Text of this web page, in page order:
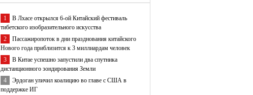
1 В Лхасе открылся 6-ой Китайский фестиваль
тибетского изобразительного искусства
2 Пассажиропоток в дни празднования китайского
Нового года приблизится к 3 миллиардам человек
3 В Китае успешно запустили два спутника
дистанционного зондирования Земли
4 Эрдоган уличил коалицию во главе с США в
поддержке ИГ